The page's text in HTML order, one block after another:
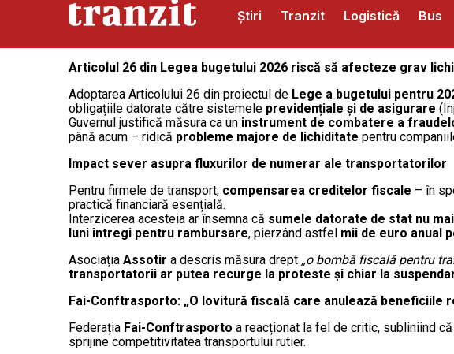
Știri Tranzit Logistică Bus
Abonamente Publicitate Contact
Articolul 26 din Legea bugetului 2026 riscă să afecteze grav
Adoptarea Articolului 26 din proiectul de Lege a bugetului pentru
obligațiile datorate către sistemele previdențiale și de asigurare
Guvernul justifică măsura ca un instrument de combatere a
până acum – ridică probleme majore de lichiditate pentru
Impact sever asupra fluxurilor de numerar ale transportatorilor
Pentru firmele de transport, compensarea creditelor fiscale – în
practică financiară esențială.
Interzicerea acesteia ar însemna că sumele datorate de stat nu
luni întregi pentru rambursare, pierzând astfel mii de euro anual
Asociația Assotir a descris măsura drept „o bombă fiscală pentru
transportatorii ar putea recurge la proteste și chiar la
Fai-Conftrasporto: „O lovitură fiscală care anulează beneficiile
Federația Fai-Conftrasporto a reacționat la fel de critic, subliniind că
sprijine competitivitatea transportului rutier.